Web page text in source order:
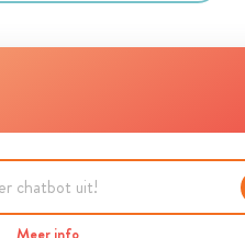
Meer info